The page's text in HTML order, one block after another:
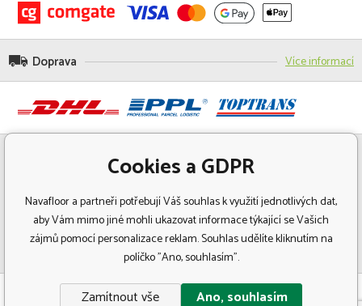
Doprava Více informací
© Copyright 2018 Navafloor - Specializovaný prodej podlahových krytin.
Cookies a GDPR
Navafloor a partneři potřebují Váš souhlas k využití jednotlivých dat,
aby Vám mimo jiné mohli ukazovat informace týkající se Vašich
zájmů pomocí personalizace reklam. Souhlas udělíte kliknutím na
políčko "Ano, souhlasím".
Zamítnout vše Ano, souhlasím